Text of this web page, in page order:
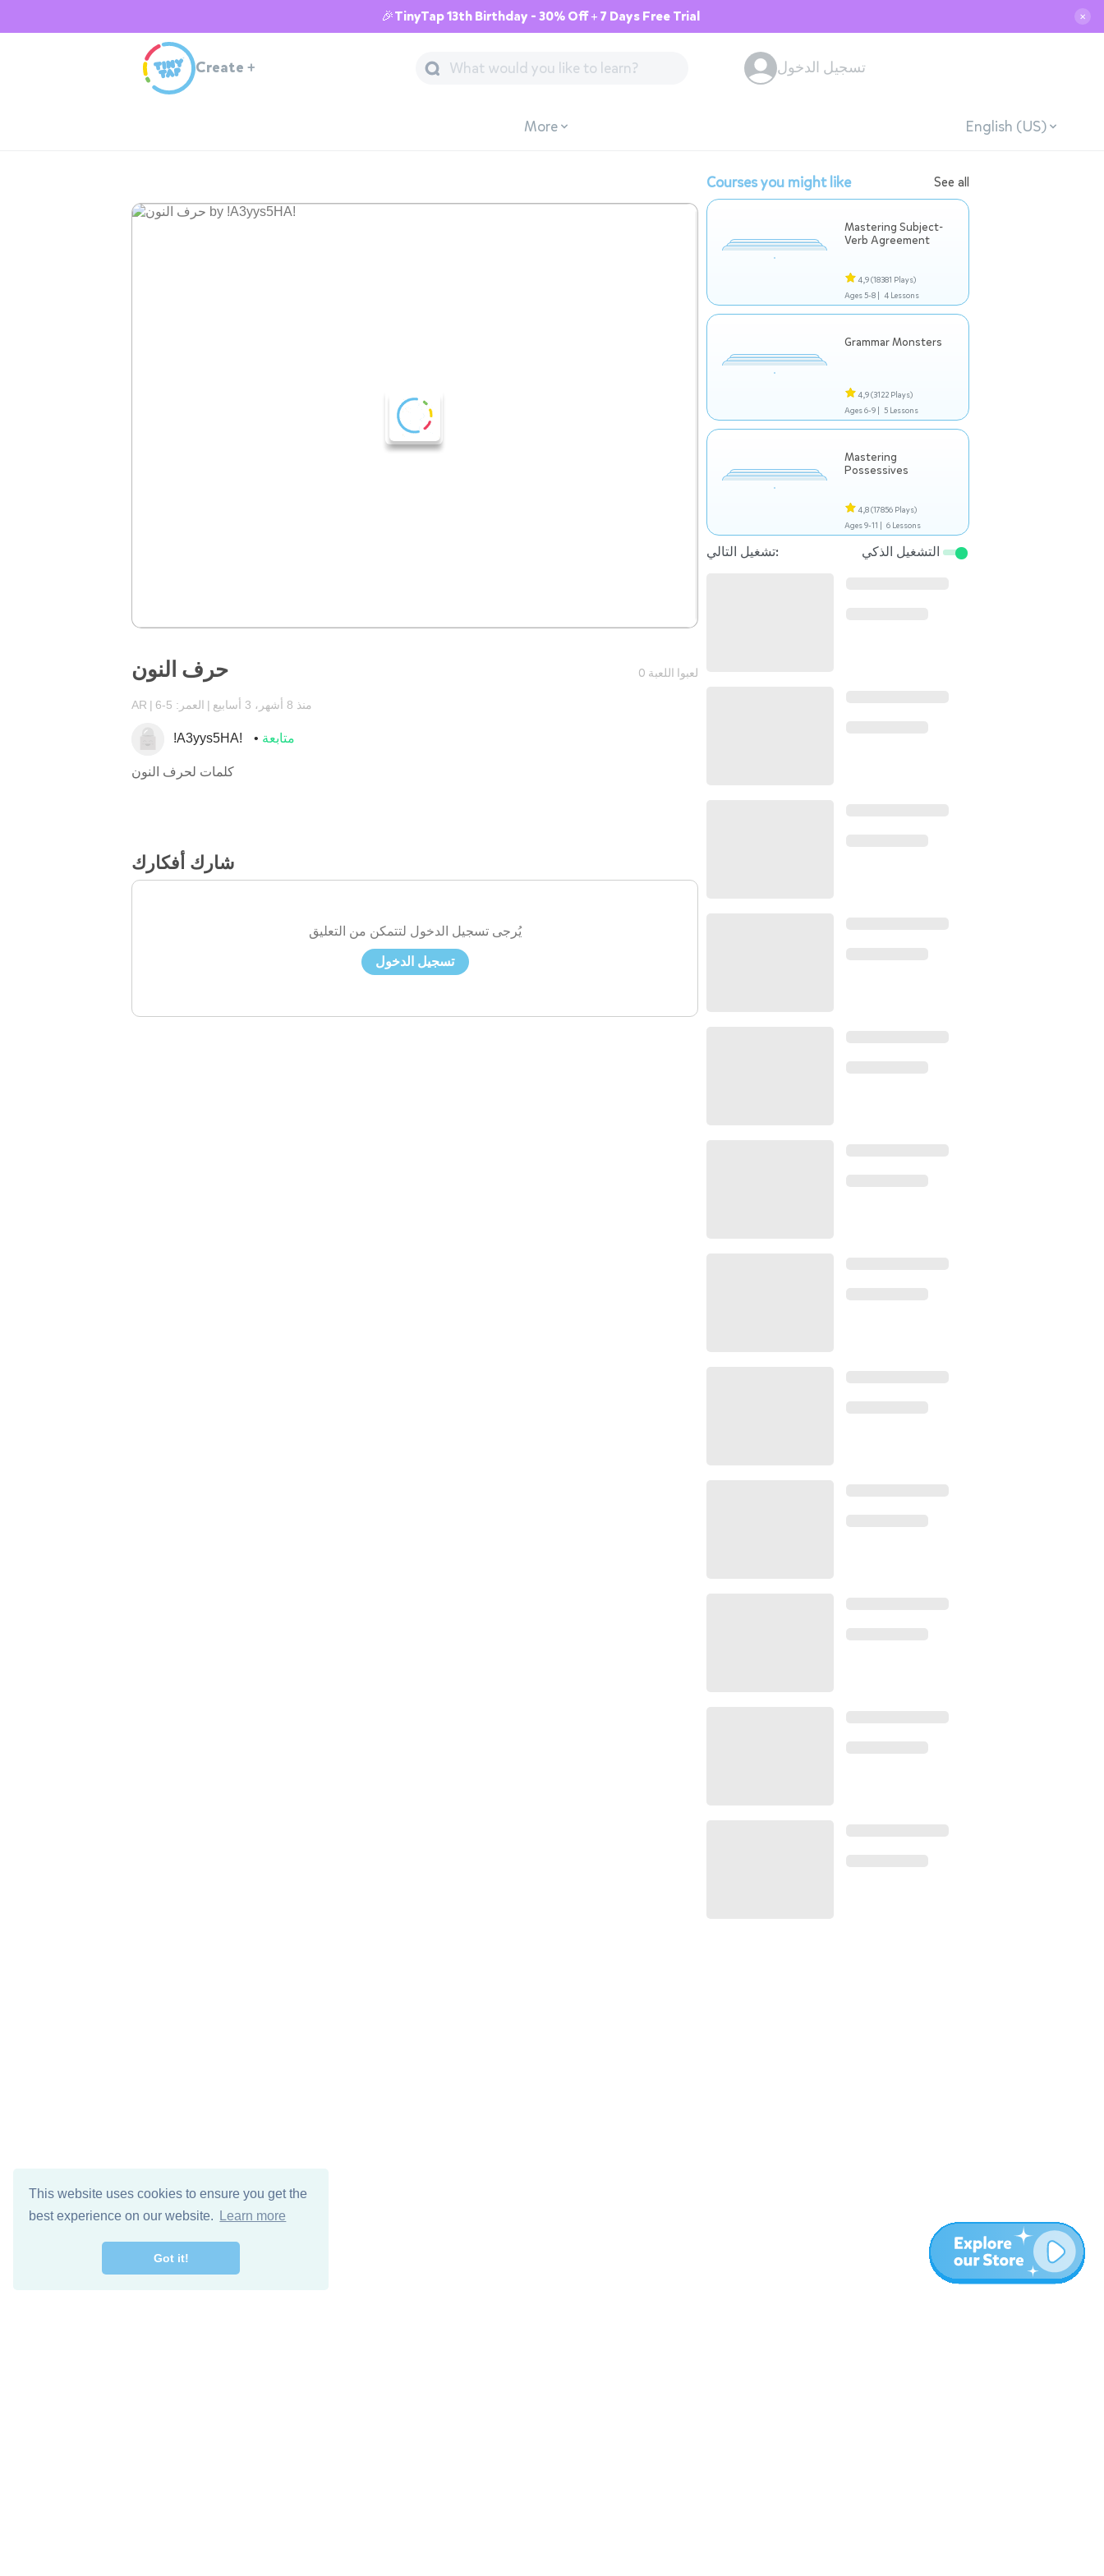
This website uses cookies to ensure you get the
best experience on our website.
Learn more
Got it!
🎉TinyTap 13th Birthday - 30% Off + 7 Days Free Trial ✕
Create + تسجيل الدخول
More English (US)
حرف النون 0 لعبوا اللعبة
AR العمر: 5-6 منذ 8 أشهر، 3 أسابيع
!A3yys5HA! متابعة
كلمات لحرف النون
شارك أفكارك
يُرجى تسجيل الدخول لتتمكن من التعليق
تسجيل الدخول
Courses you might like See all
Mastering Subject-
Verb Agreement
4,9(18381 Plays)
Ages 5-8 | 4 Lessons
Grammar Monsters
4,9(3122 Plays)
Ages 6-9 | 5 Lessons
Mastering
Possessives
4,8(17856 Plays)
Ages 9-11 | 6 Lessons
تشغيل التالي: